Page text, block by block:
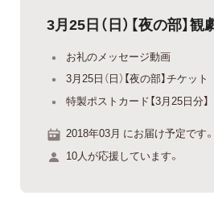
3月25日（日）【夜の部】
お礼のメッセージ動画
3月25日（日）【夜の部】チケット
特製ポストカード【3月25日分】
2018年03月 にお届け予定です。
10人が応援しています。